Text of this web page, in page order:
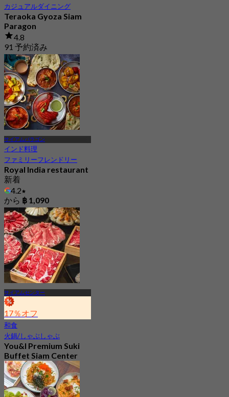
カジュアルダイニング
Teraoka Gyoza Siam
Paragon
4.8
91 予約済み
から฿ 260
サイアムパラゴン
インド料理
ファミリーフレンドリー
Royal India restaurant
新着
4.2
から ฿ 1,090
サイアムセンター
17％オフ
和食
火鍋/しゃぶしゃぶ
You&I Premium Suki
Buffet Siam Center
4.7
3.3K 予約済み
から฿ 498